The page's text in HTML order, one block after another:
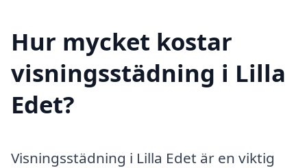
Hur mycket kostar
visningsstädning i Lilla
Edet?
Visningsstädning i Lilla Edet är en viktig